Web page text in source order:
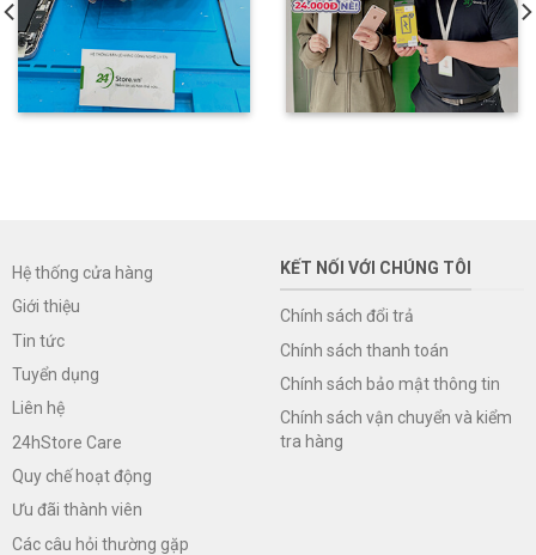
Hệ thống cửa hàng
Giới thiệu
Tin tức
Tuyển dụng
Liên hệ
24hStore Care
Quy chế hoạt động
Ưu đãi thành viên
Các câu hỏi thường gặp
KẾT NỐI VỚI CHÚNG TÔI
Chính sách đổi trả
Chính sách thanh toán
Chính sách bảo mật thông tin
Chính sách vận chuyển và kiểm
tra hàng